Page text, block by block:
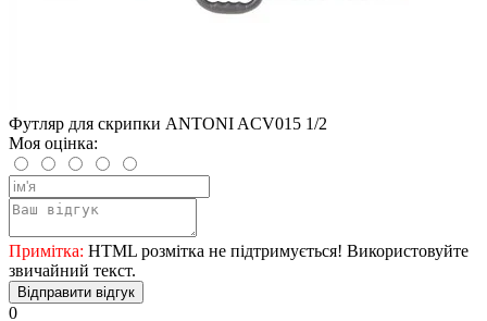
Футляр для скрипки ANTONI ACV015 1/2
Моя оцінка:
Примітка: HTML розмітка не підтримується! Використовуйте
звичайний текст.
Відправити відгук
0